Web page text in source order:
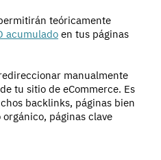
teóricamente
acumulado en tus páginas
manualmente
tu sitio de eCommerce. Es
backlinks, páginas bien
páginas clave